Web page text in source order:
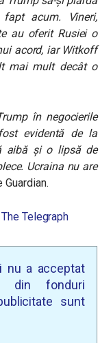
acum. Vineri,
au oferit Rusiei o
acord, iar Witkoff
mai mult decât o
în negocierile
evidentă de la
aibă și o lipsă de
Ucraina nu are
Guardian.
The Telegraph
nu a acceptat
din fonduri
sunt